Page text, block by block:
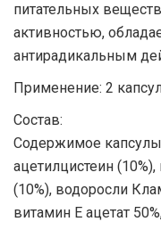
питательных
активностью,
антирадикальным
Применение: 2
Состав:
Содержимое
ацетилцистеин
(10%), водоросли
витамин Е ацетат